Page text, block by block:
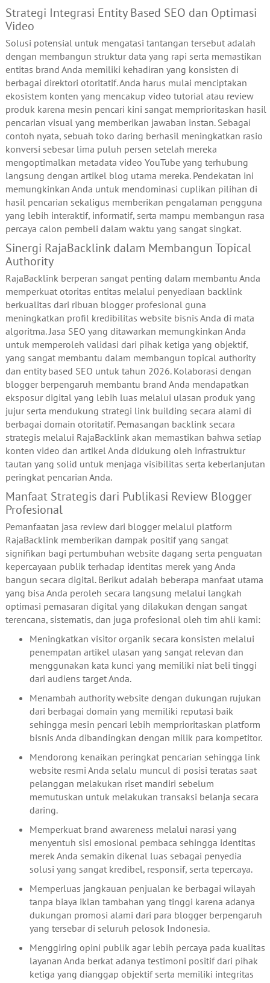
Strategi Integrasi Entity Based SEO dan Optimasi
Video
Solusi potensial untuk mengatasi tantangan tersebut adalah
dengan membangun struktur data yang rapi serta memastikan
entitas brand Anda memiliki kehadiran yang konsisten di
berbagai direktori otoritatif. Anda harus mulai menciptakan
ekosistem konten yang mencakup video tutorial atau review
produk karena mesin pencari kini sangat memprioritaskan hasil
pencarian visual yang memberikan jawaban instan. Sebagai
contoh nyata, sebuah toko daring berhasil meningkatkan rasio
konversi sebesar lima puluh persen setelah mereka
mengoptimalkan metadata video YouTube yang terhubung
langsung dengan artikel blog utama mereka. Pendekatan ini
memungkinkan Anda untuk mendominasi cuplikan pilihan di
hasil pencarian sekaligus memberikan pengalaman pengguna
yang lebih interaktif, informatif, serta mampu membangun rasa
percaya calon pembeli dalam waktu yang sangat singkat.
Sinergi RajaBacklink dalam Membangun Topical
Authority
RajaBacklink berperan sangat penting dalam membantu Anda
memperkuat otoritas entitas melalui penyediaan backlink
berkualitas dari ribuan blogger profesional guna
meningkatkan profil kredibilitas website bisnis Anda di mata
algoritma. Jasa SEO yang ditawarkan memungkinkan Anda
untuk memperoleh validasi dari pihak ketiga yang objektif,
yang sangat membantu dalam membangun topical authority
dan entity based SEO untuk tahun 2026. Kolaborasi dengan
blogger berpengaruh membantu brand Anda mendapatkan
eksposur digital yang lebih luas melalui ulasan produk yang
jujur serta mendukung strategi link building secara alami di
berbagai domain otoritatif. Pemasangan backlink secara
strategis melalui RajaBacklink akan memastikan bahwa setiap
konten video dan artikel Anda didukung oleh infrastruktur
tautan yang solid untuk menjaga visibilitas serta keberlanjutan
peringkat pencarian Anda.
Manfaat Strategis dari Publikasi Review Blogger
Profesional
Pemanfaatan jasa review dari blogger melalui platform
RajaBacklink memberikan dampak positif yang sangat
signifikan bagi pertumbuhan website dagang serta penguatan
kepercayaan publik terhadap identitas merek yang Anda
bangun secara digital. Berikut adalah beberapa manfaat utama
yang bisa Anda peroleh secara langsung melalui langkah
optimasi pemasaran digital yang dilakukan dengan sangat
terencana, sistematis, dan juga profesional oleh tim ahli kami:
Meningkatkan visitor organik secara konsisten melalui
penempatan artikel ulasan yang sangat relevan dan
menggunakan kata kunci yang memiliki niat beli tinggi
dari audiens target Anda.
Menambah authority website dengan dukungan rujukan
dari berbagai domain yang memiliki reputasi baik
sehingga mesin pencari lebih memprioritaskan platform
bisnis Anda dibandingkan dengan milik para kompetitor.
Mendorong kenaikan peringkat pencarian sehingga link
website resmi Anda selalu muncul di posisi teratas saat
pelanggan melakukan riset mandiri sebelum
memutuskan untuk melakukan transaksi belanja secara
daring.
Memperkuat brand awareness melalui narasi yang
menyentuh sisi emosional pembaca sehingga identitas
merek Anda semakin dikenal luas sebagai penyedia
solusi yang sangat kredibel, responsif, serta tepercaya.
Memperluas jangkauan penjualan ke berbagai wilayah
tanpa biaya iklan tambahan yang tinggi karena adanya
dukungan promosi alami dari para blogger berpengaruh
yang tersebar di seluruh pelosok Indonesia.
Menggiring opini publik agar lebih percaya pada kualitas
layanan Anda berkat adanya testimoni positif dari pihak
ketiga yang dianggap objektif serta memiliki integritas